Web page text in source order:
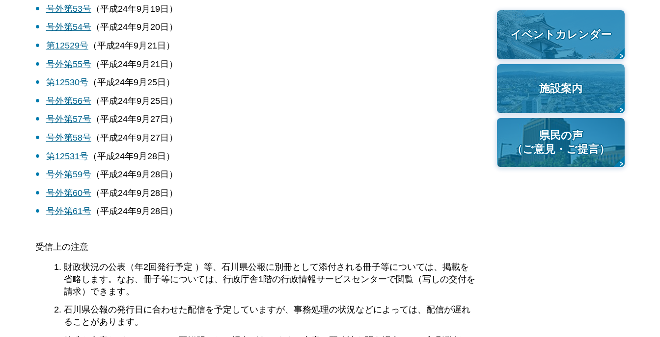
号外第53号（平成24年9月19日）
号外第54号（平成24年9月20日）
第12529号（平成24年9月21日）
号外第55号（平成24年9月21日）
第12530号（平成24年9月25日）
号外第56号（平成24年9月25日）
号外第57号（平成24年9月27日）
号外第58号（平成24年9月27日）
第12531号（平成24年9月28日）
号外第59号（平成24年9月28日）
号外第60号（平成24年9月28日）
号外第61号（平成24年9月28日）
受信上の注意
財政状況の公表（年2回発行予定 ）等、石川県公報に別冊として添付される冊子等については、掲載を
省略します。なお、冊子等については、行政庁舎1階の行政情報サービスセンターで閲覧（写しの交付を
請求）できます。
石川県公報の発行日に合わせた配信を予定していますが、事務処理の状況などによっては、配信が遅れ
ることがあります。
イベントカレンダー
施設案内
県民の声
（ご意見・ご提言）